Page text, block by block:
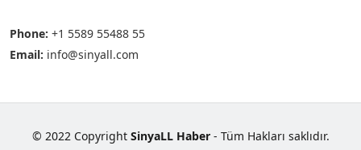
Phone: +1 5589 55488 55
Email: info@sinyall.com
© 2022 Copyright SinyaLL Haber- Tüm Hakları saklıdır.